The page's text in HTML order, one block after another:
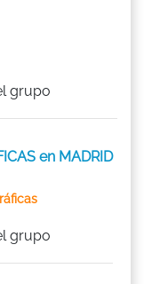
grupo
en MADRID
grupo